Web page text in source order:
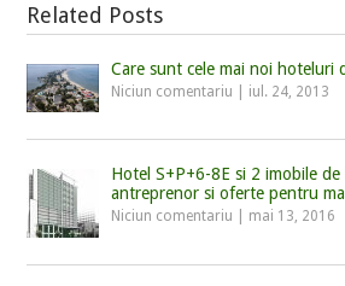
Related Posts
Care sunt cele mai noi hoteluri
Niciun comentariu iul. 24, 2013
Hotel S+P+6-8E si 2 imobile
antreprenor si oferte pentru
Niciun comentariu mai 13, 2016